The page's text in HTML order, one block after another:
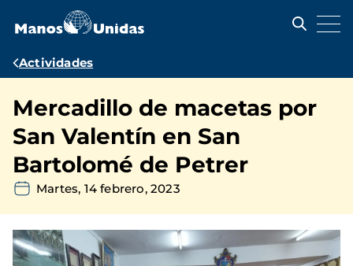
contenido
Ruta
navegación
Actividades
Mercadillo de macetas por
San Valentín en San
Bartolomé de Petrer
Martes, 14 febrero, 2023